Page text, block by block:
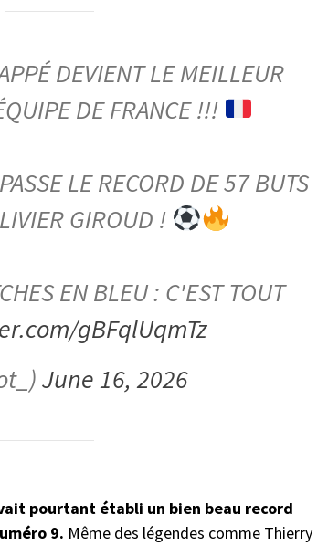
DEVIENT LE MEILLEUR
DE FRANCE !!!
LE RECORD DE 57 BUTS
GIROUD !
EN BLEU : C'EST TOUT
gBFqlUqmTz
June 16, 2026
pourtant établi un bien beau record
9. Même des légendes comme Thierry